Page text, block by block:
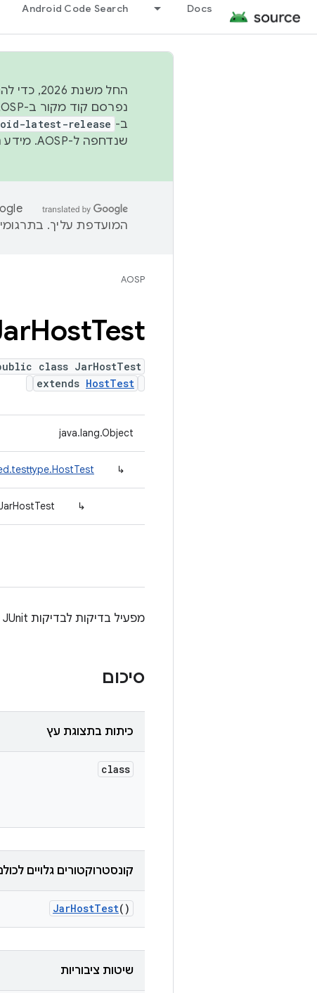
Docs
Android Code Search
החל
ב- latest-release
שנדחפה ל-AOSP. מידע נוסף זמין במאמר
המועדפת עליך.
AOSP
HostTest
class JarHostTest
extends HostTest
java.lang.Object
↳
↳
מפעיל בדיקות לבדיקות JUnit בצד המארח. החבילה לא מותאמת מסיבות היסטוריות ותאימות לאחור.
סיכום
כיתות בתצוגת עץ
class
קונסטרוקטורים גלויים
JarHostTest()
שיטות ציבוריות